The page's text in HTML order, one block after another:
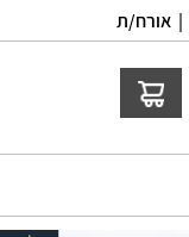
| אורח/ת